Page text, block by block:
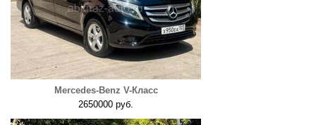
Mercedes-Benz V-Класс
2650000 руб.